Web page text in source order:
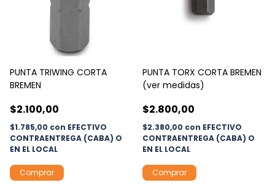
PUNTA TRIWING CORTA
BREMEN
$2.100,00
$1.785,00 con EFECTIVO
CONTRAENTREGA (CABA) O
EN EL LOCAL
Comprar
PUNTA TORX CORTA BREMEN
(ver medidas)
$2.800,00
$2.380,00 con EFECTIVO
CONTRAENTREGA (CABA) O
EN EL LOCAL
Comprar